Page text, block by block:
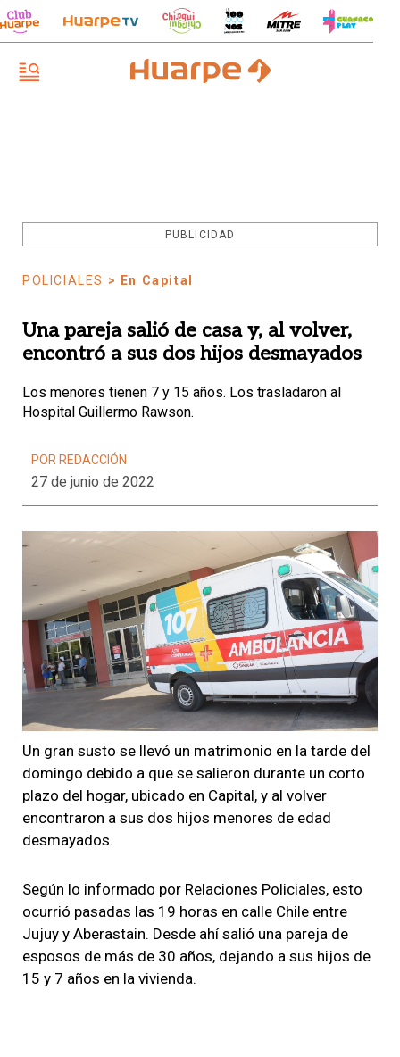
PUBLICIDAD
POLICIALES > En Capital
Una pareja salió de casa y, al volver,
encontró a sus dos hijos desmayados
Los menores tienen 7 y 15 años. Los trasladaron al
Hospital Guillermo Rawson.
POR REDACCIÓN
27 de junio de 2022
Un gran susto se llevó un matrimonio en la tarde del
domingo debido a que se salieron durante un corto
plazo del hogar, ubicado en Capital, y al volver
encontraron a sus dos hijos menores de edad
desmayados.
Según lo informado por Relaciones Policiales, esto
ocurrió pasadas las 19 horas en calle Chile entre
Jujuy y Aberastain. Desde ahí salió una pareja de
esposos de más de 30 años, dejando a sus hijos de
15 y 7 años en la vivienda.